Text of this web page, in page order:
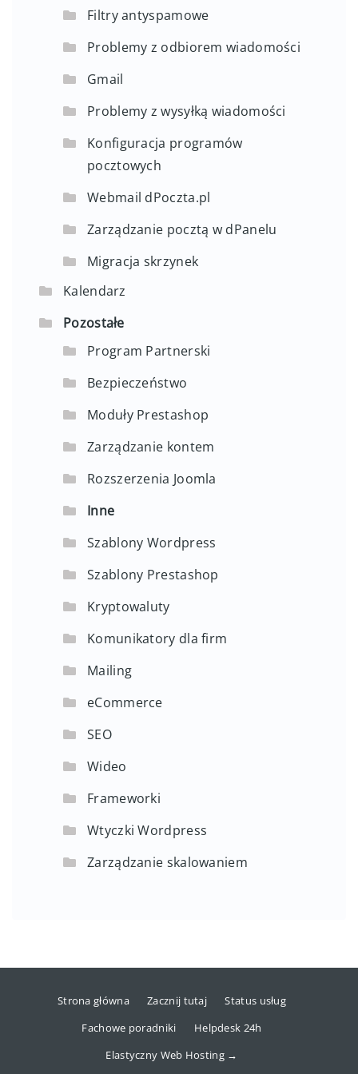
Filtry antyspamowe
Problemy z odbiorem wiadomości
Gmail
Problemy z wysyłką wiadomości
Konfiguracja programów
pocztowych
Webmail dPoczta.pl
Zarządzanie pocztą w dPanelu
Migracja skrzynek
Kalendarz
Pozostałe
Program Partnerski
Bezpieczeństwo
Moduły Prestashop
Zarządzanie kontem
Rozszerzenia Joomla
Inne
Szablony Wordpress
Szablony Prestashop
Kryptowaluty
Komunikatory dla firm
Mailing
eCommerce
SEO
Wideo
Frameworki
Wtyczki Wordpress
Zarządzanie skalowaniem
Strona główna Zacznij tutaj
Status usług
Fachowe poradniki
Helpdesk 24h
Elastyczny Web Hosting →